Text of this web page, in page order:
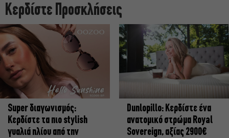
Κερδίστε Προσκλήσεις
Super διαγωνισμός:
Κερδίστε τα πιο stylish
γυαλιά ηλίου από την
Dunlopillo: Κερδίστε ένα
ανατομικό στρώμα Royal
Sovereign, αξίας 2900€